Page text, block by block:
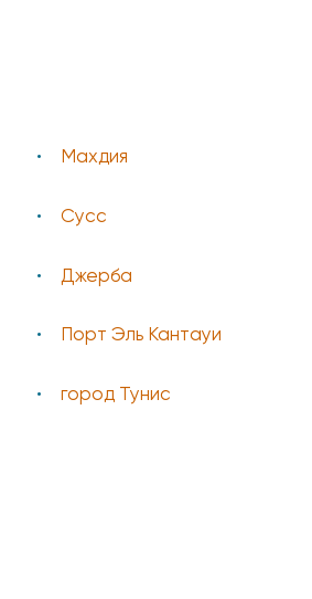
Махдия
Сусс
Джерба
Порт Эль Кантауи
город Тунис